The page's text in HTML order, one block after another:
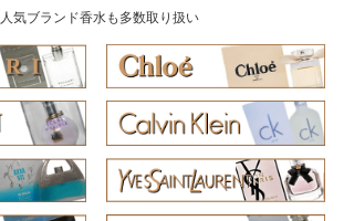
人気ブランド香水も多数取り扱い